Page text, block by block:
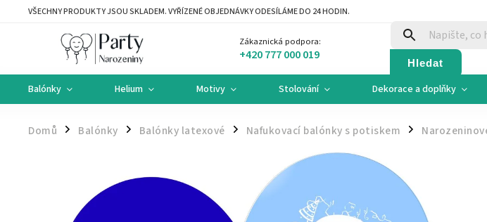
VŠECHNY PRODUKTY JSOU SKLADEM. VYŘÍZENÉ OBJEDNÁVKY ODESÍLÁME DO 24 HODIN.
Zákaznická podpora:
+420 777 000 019 Hledat
Balónky Helium Motivy Stolování Dekorace a doplňky
Domů / Balónky / Balónky latexové / Nafukovací balónky s potiskem /